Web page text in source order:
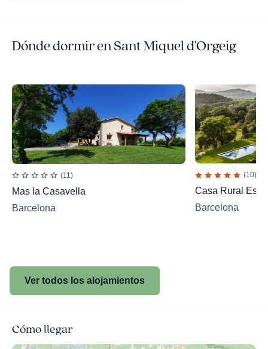
Dónde dormir en Sant Miquel d'Orgeig
(11)
Mas la Casavella
Barcelona
(10)
Casa Rural
Barcelona
Ver todos los alojamientos
Cómo llegar